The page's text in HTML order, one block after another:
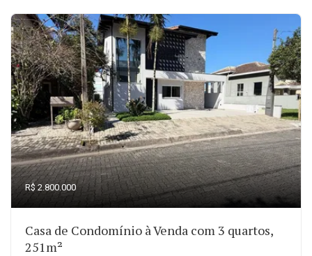
R$ 2.800.000
Casa de Condomínio à Venda com 3 quartos,
251m²